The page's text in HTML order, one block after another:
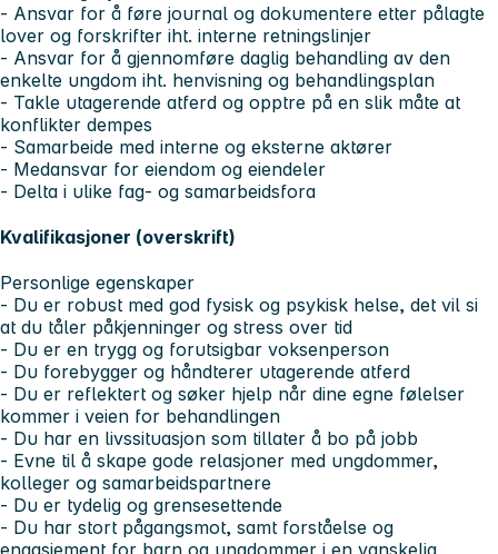
- Ansvar for å føre journal og dokumentere etter pålagte
lover og forskrifter iht. interne retningslinjer
- Ansvar for å gjennomføre daglig behandling av den
enkelte ungdom iht. henvisning og behandlingsplan
- Takle utagerende atferd og opptre på en slik måte at
konflikter dempes
- Samarbeide med interne og eksterne aktører
- Medansvar for eiendom og eiendeler
- Delta i ulike fag- og samarbeidsfora
Kvalifikasjoner (overskrift)
Personlige egenskaper
- Du er robust med god fysisk og psykisk helse, det vil si
at du tåler påkjenninger og stress over tid
- Du er en trygg og forutsigbar voksenperson
- Du forebygger og håndterer utagerende atferd
- Du er reflektert og søker hjelp når dine egne følelser
kommer i veien for behandlingen
- Du har en livssituasjon som tillater å bo på jobb
- Evne til å skape gode relasjoner med ungdommer,
kolleger og samarbeidspartnere
- Du er tydelig og grensesettende
- Du har stort pågangsmot, samt forståelse og